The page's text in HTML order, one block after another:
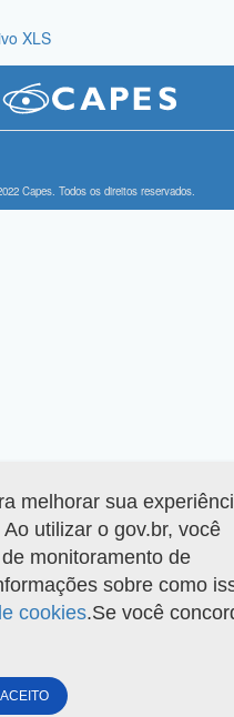
XLS
Capes. Todos os direitos reservados.
melhorar sua
utilizar o gov.br, você
monitoramento de
sobre como
cookies.Se você
ACEITO